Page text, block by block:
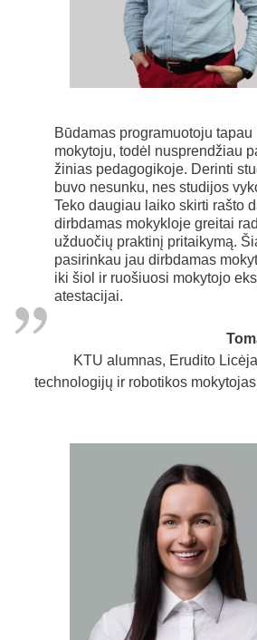
Būdamas programuotoju tapau
mokytoju, todėl nusprendžiau
žinias pedagogikoje. Derinti
buvo nesunku, nes studijos
Teko daugiau laiko skirti rašto
dirbdamas mokykloje greitai
užduočių praktinį pritaikymą.
pasirinkau jau dirbdamas
iki šiol ir ruošiuosi mokytojo
atestacijai.
KTU alumnas, Erudito
technologijų ir robotikos